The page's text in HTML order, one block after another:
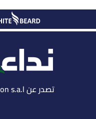
تصدر عن Lebanese Media Production s.a.l